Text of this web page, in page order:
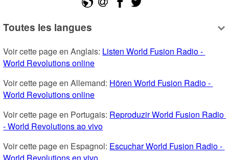
Toutes les langues
Voir cette page en Anglais: Listen World Fusion Radio -
World Revolutions online
Voir cette page en Allemand: Hören World Fusion Radio -
World Revolutions online
Voir cette page en Portugais: Reproduzir World Fusion Radio
- World Revolutions ao vivo
Voir cette page en Espagnol: Escuchar World Fusion Radio -
World Revolutions en vivo